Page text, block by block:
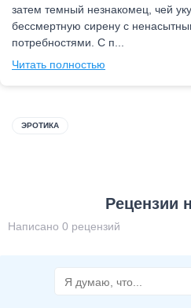
затем темный незнакомец, чей
бессмертную сирену с
потребностями. С п...
Читать полностью
ЭРОТИКА
Рецензии
Написано 0 рецензий